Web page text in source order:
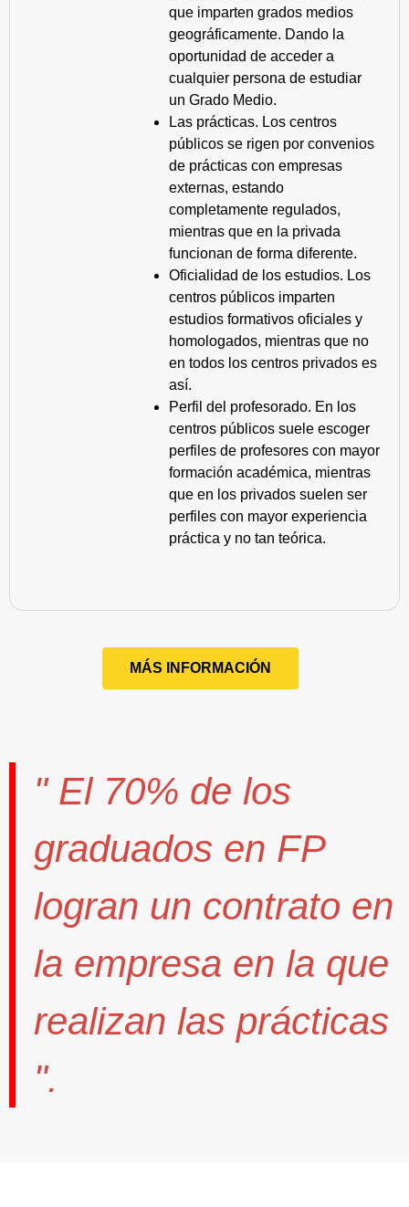
que imparten grados medios
geográficamente. Dando la
oportunidad de acceder a
cualquier persona de estudiar
un Grado Medio.
Las prácticas. Los centros
públicos se rigen por convenios
de prácticas con empresas
externas, estando
completamente regulados,
mientras que en la privada
funcionan de forma diferente.
Oficialidad de los estudios. Los
centros públicos imparten
estudios formativos oficiales y
homologados, mientras que no
en todos los centros privados es
así.
Perfil del profesorado. En los
centros públicos suele escoger
perfiles de profesores con mayor
formación académica, mientras
que en los privados suelen ser
perfiles con mayor experiencia
práctica y no tan teórica.
MÁS INFORMACIÓN
" El 70% de los
graduados en FP
logran un contrato en
la empresa en la que
realizan las prácticas
".